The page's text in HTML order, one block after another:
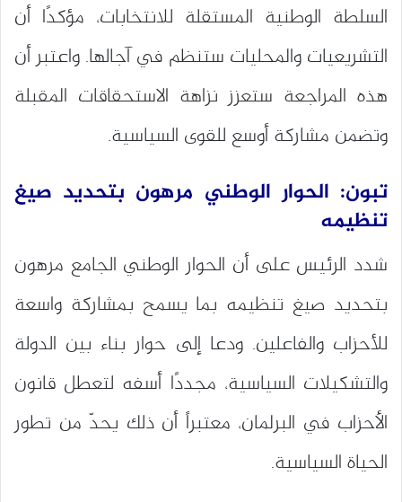
السلطة الوطنية المستقلة للانتخابات، مؤكدًا أن
التشريعيات والمحليات ستنظم في آجالها. واعتبر أن
هذه المراجعة ستعزز نزاهة الاستحقاقات المقبلة
وتضمن مشاركة أوسع للقوى السياسية.
تبون: الحوار الوطني مرهون بتحديد صيغ
تنظيمه
شدد الرئيس على أن الحوار الوطني الجامع مرهون
بتحديد صيغ تنظيمه بما يسمح بمشاركة واسعة
للأحزاب والفاعلين. ودعا إلى حوار بناء بين الدولة
والتشكيلات السياسية، مجددًا أسفه لتعطل قانون
الأحزاب في البرلمان، معتبراً أن ذلك يحدّ من تطور
الحياة السياسية.